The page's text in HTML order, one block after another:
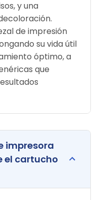
y una
de impresión
su vida útil
óptimo, a
que
impresora
el cartucho